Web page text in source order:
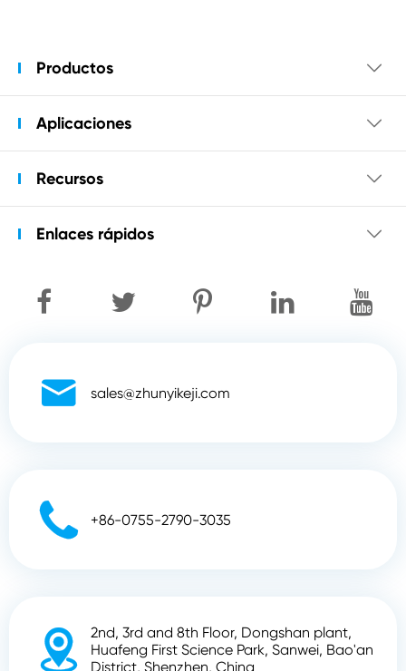
Productos 
Aplicaciones 
Recursos 
Enlaces rápidos 
 sales@zhunyikeji.com
 +86-0755-2790-3035

2nd, 3rd and 8th Floor, Dongshan plant,
Huafeng First Science Park, Sanwei, Bao'an
District, Shenzhen, China